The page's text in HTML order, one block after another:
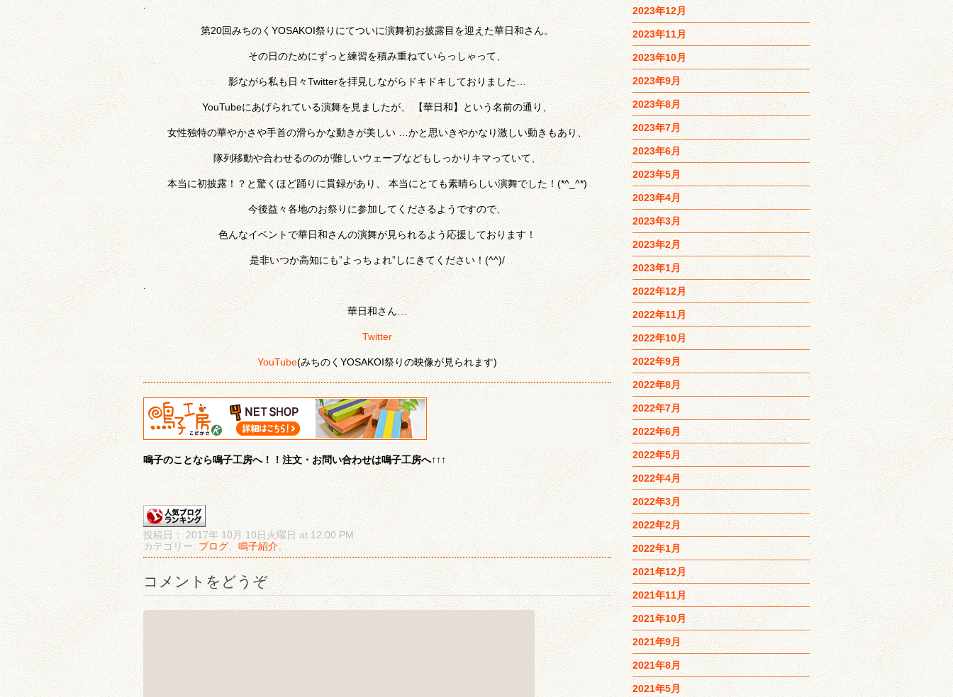
第20回みちのくYOSAKOI祭りにてついに演舞初お披露目を迎えた華日和さん。
その日のためにずっと練習を積み重ねていらっしゃって、
影ながら私も日々Twitterを拝見しながらドキドキしておりました…
YouTubeにあげられている演舞を見ましたが、 【華日和】という名前の通り、
女性独特の華やかさや手首の滑らかな動きが美しい …かと思いきやかなり激しい動きもあり、
隊列移動や合わせるののが難しいウェーブなどもしっかりキマっていて、
本当に初披露！？と驚くほど踊りに貫録があり、 本当にとても素晴らしい演舞でした！(*^_^*)
今後益々各地のお祭りに参加してくださるようですので、
色んなイベントで華日和さんの演舞が見られるよう応援しております！
是非いつか高知にも”よっちょれ”しにきてください！(^^)/
華日和さん…
Twitter
YouTube(みちのくYOSAKOI祭りの映像が見られます)
鳴子のことなら鳴子工房へ！！注文・お問い合わせは鳴子工房へ↑↑↑
投稿日： 2017年 10月 10日火曜日 at 12:00 PM
カテゴリー: ブログ 鳴子紹介。
コメントをどうぞ
2023年12月
2023年11月
2023年10月
2023年9月
2023年8月
2023年7月
2023年6月
2023年5月
2023年4月
2023年3月
2023年2月
2023年1月
2022年12月
2022年11月
2022年10月
2022年9月
2022年8月
2022年7月
2022年6月
2022年5月
2022年4月
2022年3月
2022年2月
2022年1月
2021年12月
2021年11月
2021年10月
2021年9月
2021年8月
2021年5月